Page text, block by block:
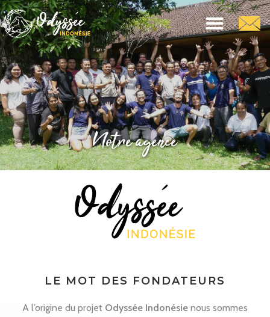
Notre agence
LE MOT DES FONDATEURS
A l’origine du projet Odyssée Indonésie nous sommes